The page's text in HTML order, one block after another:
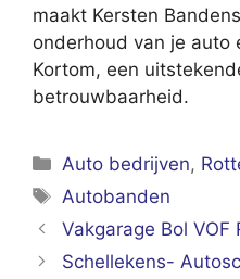
maakt Kersten
onderhoud van je auto
Kortom, een
betrouwbaarheid.
Categorieën
Auto bedrijven,
Tags
Autobanden
Vakgarage Bol VOF
Schellekens-